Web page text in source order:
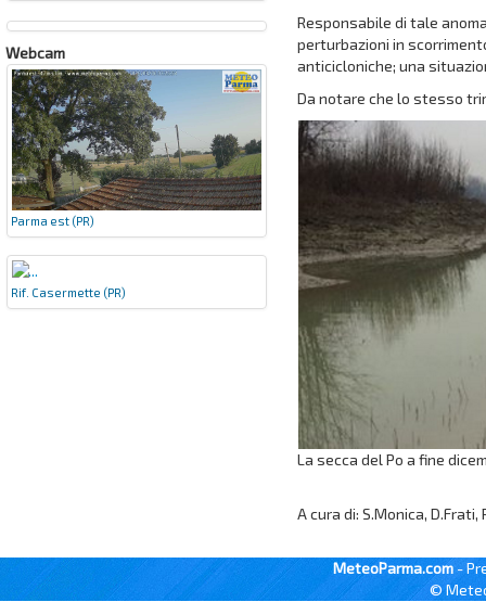
Webcam
Parma est (PR)
Rif. Casermette (PR)
Responsabile di tale
perturbazioni in
anticicloniche; una
Da notare che lo stesso
La secca del Po a fine
A cura di: S.Monica, D.Frati,
MeteoParma.com -
©